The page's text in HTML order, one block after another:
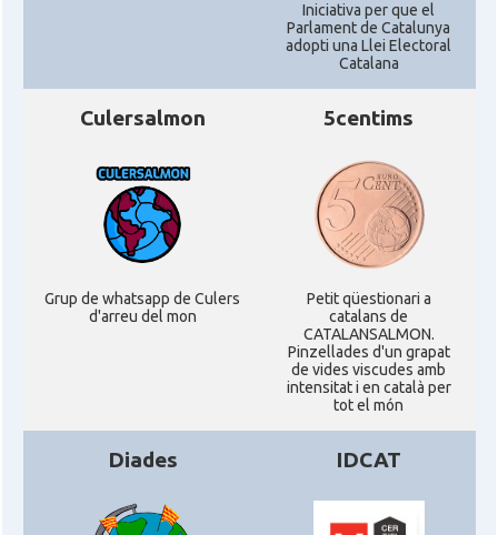
Catalans a SAINT LOUIS
CAMON Catalans a San Antonio - Texas
CAMON Catalans a San Diego
CAMON Catalans a SAN FRANCISCO
CAMON Catalans a Sarasota, Florida, USA
Catalans a SEATTLE
Catalans a Silicon Valley (San Jose),
California, USA
CAMON Catalans a TAMPA
Iniciativa per que el
Parlament de Catalunya
adopti una Llei Electoral
Catalana
Culersalmon
Grup de whatsapp de Culers
d'arreu del mon
5centims
Petit qüestionari a
catalans de
CATALANSALMON.
Pinzellades d'un grapat
de vides viscudes amb
intensitat i en català per
tot el món
Diades IDCAT